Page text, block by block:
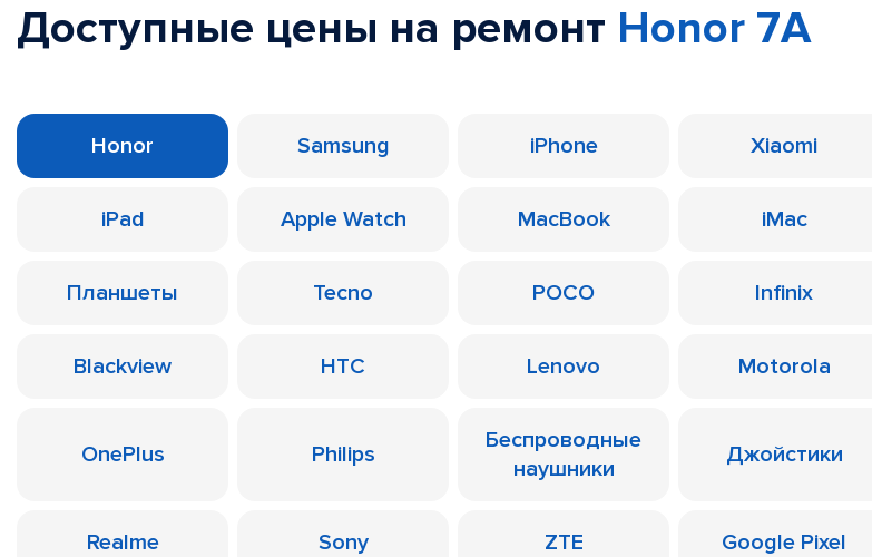
Доступные цены на ремонт Honor 7A
Honor Samsung iPhone Xiaomi
iPad Apple Watch MacBook iMac
Планшеты Tecno POCO Infinix
Blackview HTC Lenovo Motorola
OnePlus Philips
Беспроводные
наушники
Джойстики
Realme Sony ZTE Google Pixel